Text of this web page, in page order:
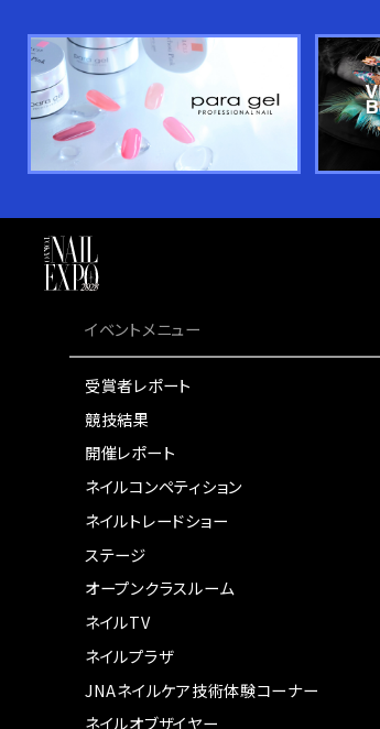
イベントメニュー
受賞者レポート
競技結果
開催レポート
ネイルコンペティション
ネイルトレードショー
ステージ
オープンクラスルーム
ネイルTV
ネイルプラザ
JNAネイルケア技術体験コーナー
ネイルオブザイヤー